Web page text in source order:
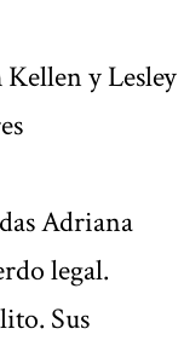
Kellen y Lesley
Adriana
legal.
Sus